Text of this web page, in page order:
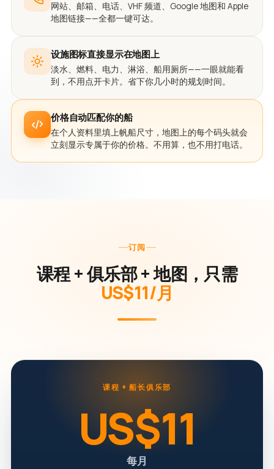
网站、邮箱、电话、VHF 频道、Google 地图和 Apple
地图链接——全都一键可达。
设施图标直接显示在地图上
淡水、燃料、电力、淋浴、船用厕所——一眼就能看
到，不用点开卡片。省下你几小时的规划时间。
价格自动匹配你的船
在个人资料里填上帆船尺寸，地图上的每个码头就会
立刻显示专属于你的价格。不用算，也不用打电话。
订阅
课程 + 俱乐部 + 地图，只需
US$11/月
课程 + 船长俱乐部
US$11
每月